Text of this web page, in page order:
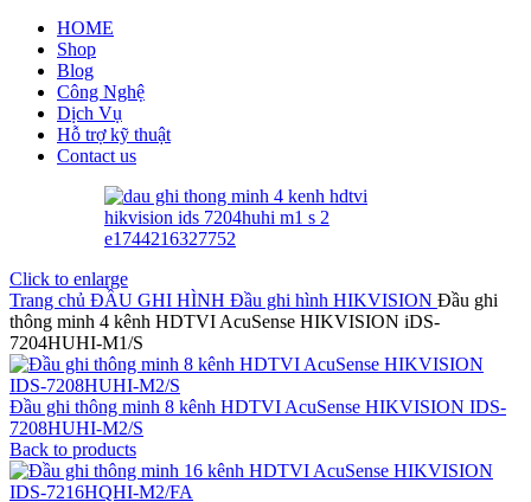
HOME
Shop
Blog
Công Nghệ
Dịch Vụ
Hỗ trợ kỹ thuật
Contact us
Click to enlarge
Trang chủ ĐẦU GHI HÌNH Đầu ghi hình HIKVISION Đầu ghi
thông minh 4 kênh HDTVI AcuSense HIKVISION iDS-
7204HUHI-M1/S
Đầu ghi thông minh 8 kênh HDTVI AcuSense HIKVISION IDS-
7208HUHI-M2/S
Back to products